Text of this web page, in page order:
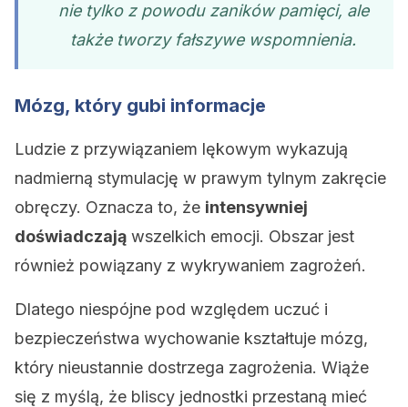
nie tylko z powodu zaników pamięci, ale
także tworzy fałszywe wspomnienia.
Mózg, który gubi informacje
Ludzie z przywiązaniem lękowym wykazują
nadmierną stymulację w prawym tylnym zakręcie
obręczy. Oznacza to, że intensywniej
doświadczają wszelkich emocji. Obszar jest
również powiązany z wykrywaniem zagrożeń.
Dlatego niespójne pod względem uczuć i
bezpieczeństwa wychowanie kształtuje mózg,
który nieustannie dostrzega zagrożenia. Wiąże
się z myślą, że bliscy jednostki przestaną mieć